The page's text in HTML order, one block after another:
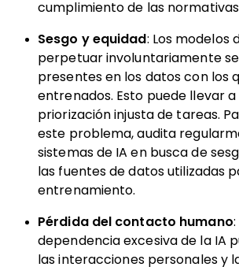
cumplimiento de las
Sesgo y equidad : Los modelos
perpetuar involuntariamente
presentes en los datos con los
entrenados. Esto puede llevar a
priorización injusta de tareas.
este problema, audita
sistemas de IA en busca de
las fuentes de datos utilizadas
entrenamiento.
Pérdida del contacto humano:
dependencia excesiva de la IA
las interacciones personales y